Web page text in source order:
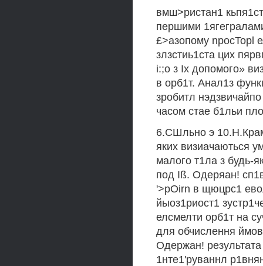
вмш>ристан1
першими
£>азопому npocTopl
злзстиь1ста цих
i:;o з Ix допомого»
в орб1т. Анал1з
зробитл
часом стае б1льи
6.СШльно э
яких визиачаються
малого т1ла з будь-
под Iß. Одеряан!
'>pOirn в щюцрс1
йыоз1риост1
елсмелти орб1т на
для обчислення
Одержан!
1нте1'руваннл